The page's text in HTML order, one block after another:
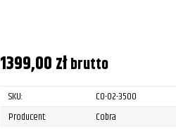
1399,00złbrutto
SKU:
CO-02-3500
Producent:
Cobra